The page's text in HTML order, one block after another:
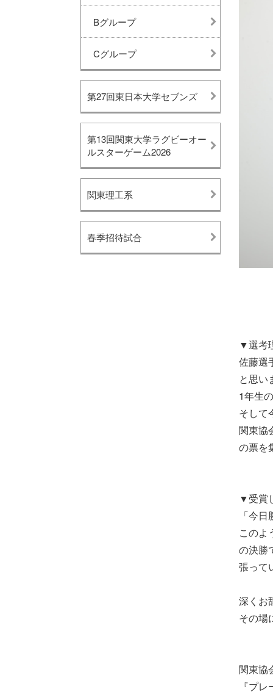
Bグループ
Cグループ
第27回東日本大学セブンズ
第13回関東大学ラグビーオー
ルスターゲーム2026
関東理工系
春季招待試合
▼選考
佐藤選
と思い
1年生
そして
関東協
の票を
▼受賞
「今
このよ
の決勝
張って
深くお
その場
関東協
『プ